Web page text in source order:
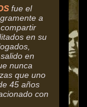
fue el
a
en su
en
nunca
que uno
45 años
con